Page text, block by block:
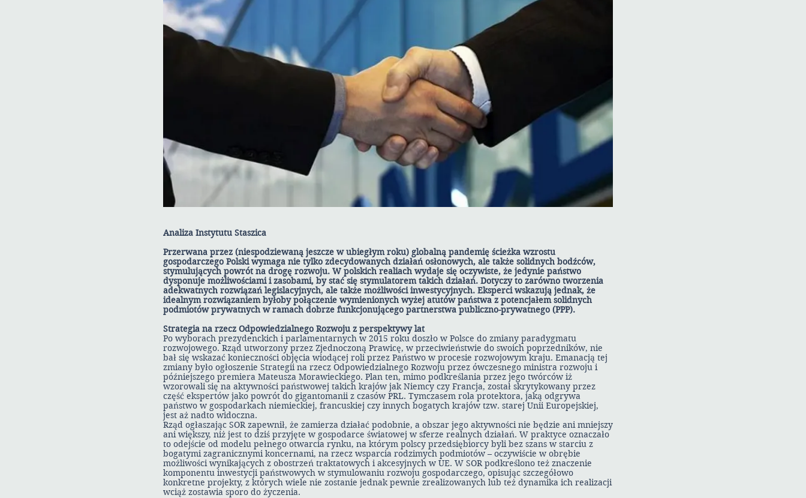
Analiza Instytutu Staszica
Przerwana przez (niespodziewaną jeszcze w ubiegłym roku) globalną pandemię ścieżka wzrostu
gospodarczego Polski wymaga nie tylko zdecydowanych działań osłonowych, ale także solidnych bodźców,
stymulujących powrót na drogę rozwoju. W polskich realiach wydaje się oczywiste, że jedynie państwo
dysponuje możliwościami i zasobami, by stać się stymulatorem takich działań. Dotyczy to zarówno tworzenia
adekwatnych rozwiązań legislacyjnych, ale także możliwości inwestycyjnych. Eksperci wskazują jednak, że
idealnym rozwiązaniem byłoby połączenie wymienionych wyżej atutów państwa z potencjałem solidnych
podmiotów prywatnych w ramach dobrze funkcjonującego partnerstwa publiczno-prywatnego (PPP).
Strategia na rzecz Odpowiedzialnego Rozwoju z perspektywy lat
Po wyborach prezydenckich i parlamentarnych w 2015 roku doszło w Polsce do zmiany paradygmatu
rozwojowego. Rząd utworzony przez Zjednoczoną Prawicę, w przeciwieństwie do swoich poprzedników, nie
bał się wskazać konieczności objęcia wiodącej roli przez Państwo w procesie rozwojowym kraju. Emanacją tej
zmiany było ogłoszenie Strategii na rzecz Odpowiedzialnego Rozwoju przez ówczesnego ministra rozwoju i
późniejszego premiera Mateusza Morawieckiego. Plan ten, mimo podkreślania przez jego twórców iż
wzorowali się na aktywności państwowej takich krajów jak Niemcy czy Francja, został skrytykowany przez
część ekspertów jako powrót do gigantomanii z czasów PRL. Tymczasem rola protektora, jaką odgrywa
państwo w gospodarkach niemieckiej, francuskiej czy innych bogatych krajów tzw. starej Unii Europejskiej,
jest aż nadto widoczna.
Rząd ogłaszając SOR zapewnił, że zamierza działać podobnie, a obszar jego aktywności nie będzie ani mniejszy
ani większy, niż jest to dziś przyjęte w gospodarce światowej w sferze realnych działań. W praktyce oznaczało
to odejście od modelu pełnego otwarcia rynku, na którym polscy przedsiębiorcy byli bez szans w starciu z
bogatymi zagranicznymi koncernami, na rzecz wsparcia rodzimych podmiotów – oczywiście w obrębie
możliwości wynikających z obostrzeń traktatowych i akcesyjnych w UE. W SOR podkreślono też znaczenie
komponentu inwestycji państwowych w stymulowaniu rozwoju gospodarczego, opisując szczegółowo
konkretne projekty, z których wiele nie zostanie jednak pewnie zrealizowanych lub też dynamika ich realizacji
wciąż zostawia sporo do życzenia.